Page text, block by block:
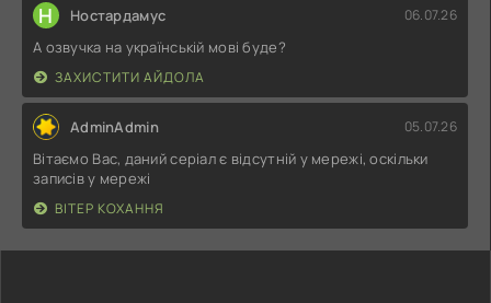
Н Ностардамус 06.07.26
А озвучка на українській мові буде?
ЗАХИСТИТИ АЙДОЛА
AdminAdmin 05.07.26
Вітаємо Вас, даний серіал є відсутній у мережі, оскільки
записів у мережі
ВІТЕР КОХАННЯ